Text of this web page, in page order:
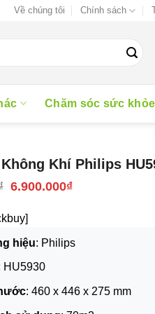
Về chúng tôi Chính sách
Chăm sóc sức khỏe
Khí Philips
Giá
9.000.000₫.
6.900.000₫Giá
hiệu: Philips
HU5930
: 460 x 446 x 275 mm